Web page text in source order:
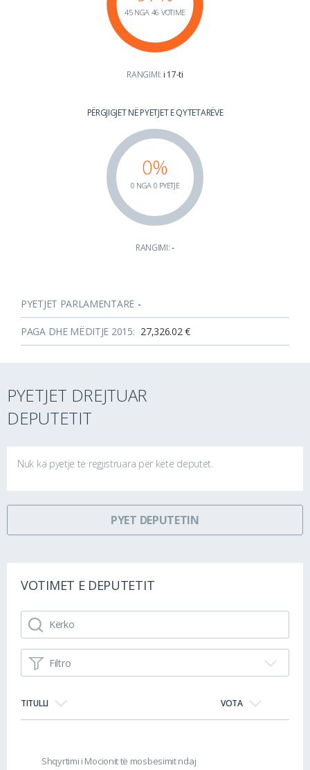
45 NGA 46 VOTIME
RANGIMI: i 17-ti
PËRGJIGJET NË PYETJET E QYTETARËVE
0%
0 NGA 0 PYETJE
RANGIMI:-
PYETJET PARLAMENTARE -
PAGA DHE MËDITJE 2015: 27,326.02 €
PYETJET DREJTUAR
DEPUTETIT
Nuk ka pyetje të regjistruara për këtë deputet.
PYET DEPUTETIN
VOTIMET E DEPUTETIT
Filtro
TITULLI VOTA
Shqyrtimi i Mocionit të mosbesimit ndaj